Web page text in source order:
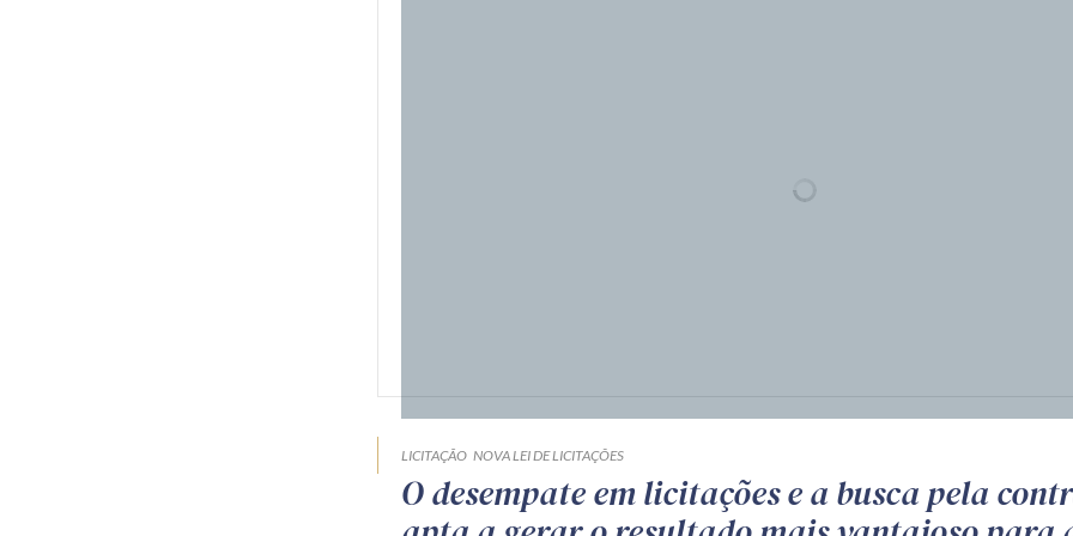
LICITAÇÃO NOVA LEI DE LICITAÇÕES
O desempate em licitações e a busca pela